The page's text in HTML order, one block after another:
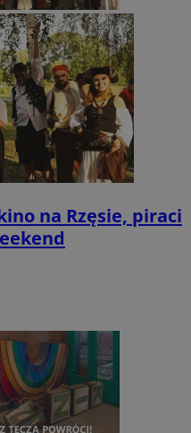
na Rzęsie, piraci